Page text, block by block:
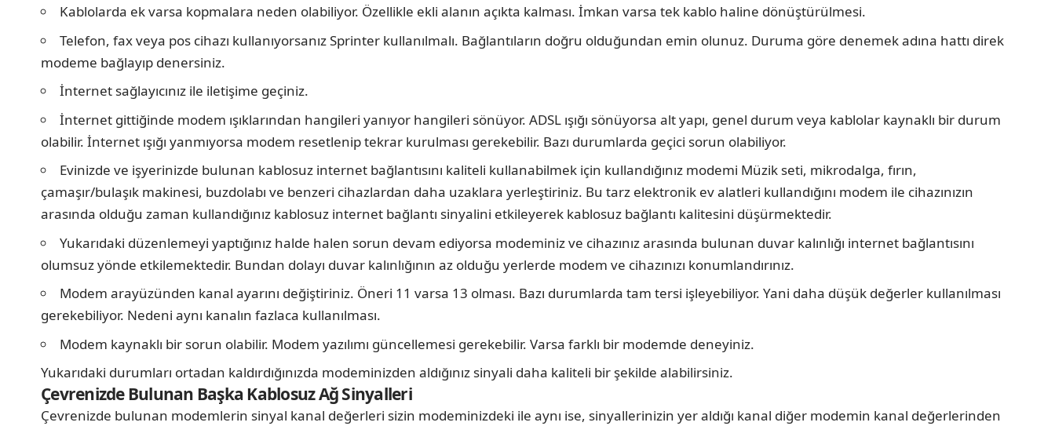
Kablolarda ek varsa kopmalara neden olabiliyor. Özellikle ekli alanın açıkta kalması. İmkan varsa tek kablo haline dönüştürülmesi.
Telefon, fax veya pos cihazı kullanıyorsanız Sprinter kullanılmalı. Bağlantıların doğru olduğundan emin olunuz. Duruma göre denemek adına hattı direk
modeme bağlayıp denersiniz.
İnternet sağlayıcınız ile iletişime geçiniz.
İnternet gittiğinde modem ışıklarından hangileri yanıyor hangileri sönüyor. ADSL ışığı sönüyorsa alt yapı, genel durum veya kablolar kaynaklı bir durum
olabilir. İnternet ışığı yanmıyorsa modem resetlenip tekrar kurulması gerekebilir. Bazı durumlarda geçici sorun olabiliyor.
Evinizde ve işyerinizde bulunan kablosuz internet bağlantısını kaliteli kullanabilmek için kullandığınız modemi Müzik seti, mikrodalga, fırın,
çamaşır/bulaşık makinesi, buzdolabı ve benzeri cihazlardan daha uzaklara yerleştiriniz. Bu tarz elektronik ev alatleri kullandığını modem ile cihazınızın
arasında olduğu zaman kullandığınız kablosuz internet bağlantı sinyalini etkileyerek kablosuz bağlantı kalitesini düşürmektedir.​
Yukarıdaki düzenlemeyi yaptığınız halde halen sorun devam ediyorsa modeminiz ve cihazınız arasında bulunan duvar kalınlığı internet bağlantısını
olumsuz yönde etkilemektedir. Bundan dolayı duvar kalınlığının az olduğu yerlerde modem ve cihazınızı konumlandırınız.
Modem arayüzünden kanal ayarını değiştiriniz. Öneri 11 varsa 13 olması. Bazı durumlarda tam tersi işleyebiliyor. Yani daha düşük değerler kullanılması
gerekebiliyor. Nedeni aynı kanalın fazlaca kullanılması.
Modem kaynaklı bir sorun olabilir. Modem yazılımı güncellemesi gerekebilir. Varsa farklı bir modemde deneyiniz.
Yukarıdaki durumları ortadan kaldırdığınızda modeminizden aldığınız sinyali daha kaliteli bir şekilde alabilirsiniz.
Çevrenizde Bulunan Başka Kablosuz Ağ Sinyalleri
Çevrenizde bulunan modemlerin sinyal kanal değerleri sizin modeminizdeki ile aynı ise, sinyallerinizin yer aldığı kanal diğer modemin kanal değerlerinden